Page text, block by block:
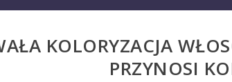
KOLORYZACJA
PRZYNOSI